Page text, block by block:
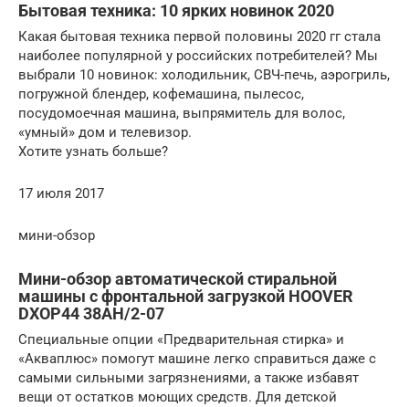
Бытовая техника: 10 ярких новинок 2020
Какая бытовая техника первой половины 2020 гг стала
наиболее популярной у российских потребителей? Мы
выбрали 10 новинок: холодильник, СВЧ-печь, аэрогриль,
погружной блендер, кофемашина, пылесос,
посудомоечная машина, выпрямитель для волос,
«умный» дом и телевизор.
Хотите узнать больше?
17 июля 2017
мини-обзор
Мини-обзор автоматической стиральной
машины с фронтальной загрузкой HOOVER
DXOP44 38AH/2-07
Специальные опции «Предварительная стирка» и
«Акваплюс» помогут машине легко справиться даже с
самыми сильными загрязнениями, а также избавят
вещи от остатков моющих средств. Для детской